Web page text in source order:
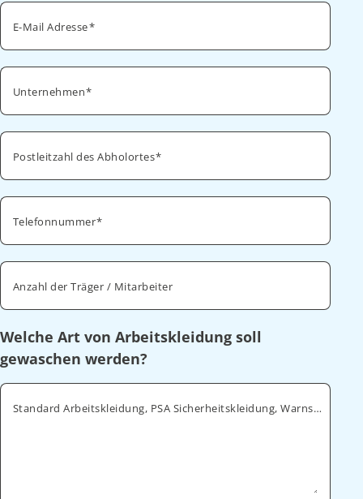
E-Mail Adresse
Unternehmen
Postleitzahl des Abholortes
Telefonnummer
Anzahl der Träger / Mitarbeiter
Welche Art von Arbeitskleidung soll
gewaschen werden?
Standard Arbeitskleidung, PSA Sicherheitskleidung, Warnschutz, ESD